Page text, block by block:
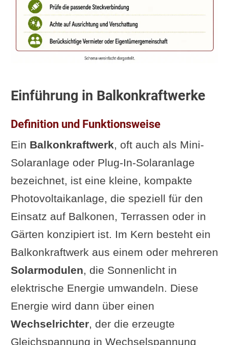
Nachteile von
Balkonkraftwerken
Zukunftsperspektiven und
der Photovoltaik
außergewöhnliche Fakten rund
um Balkonkraftwerke
Ergänzung oder Frage von dir?
Im Zusammenhang interessant
Basiswissen Photovoltaik
Funktionsweise einer
Solarzelle
Erfahrungswerte mit der
Photovoltaikanlage
Einführung in Balkonkraftwerke
Definition und Funktionsweise
Ein Balkonkraftwerk, oft auch als Mini-
Solaranlage oder Plug-In-Solaranlage
bezeichnet, ist eine kleine, kompakte
Photovoltaikanlage, die speziell für den
Einsatz auf Balkonen, Terrassen oder in
Gärten konzipiert ist. Im Kern besteht ein
Balkonkraftwerk aus einem oder mehreren
Solarmodulen, die Sonnenlicht in
elektrische Energie umwandeln. Diese
Energie wird dann über einen
Wechselrichter, der die erzeugte
Gleichspannung in Wechselspannung